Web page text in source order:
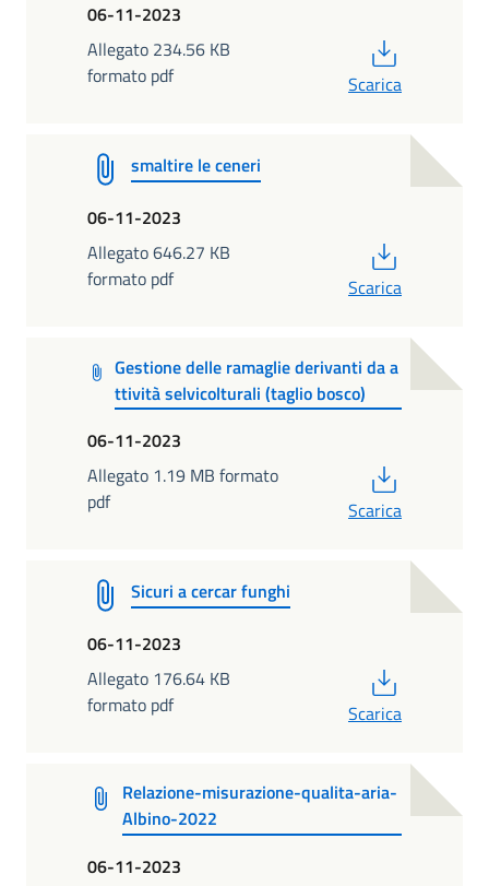
06-11-2023
Allegato 234.56 KB
formato pdf
Scarica
smaltire le ceneri
06-11-2023
Allegato 646.27 KB
formato pdf
Scarica
Gestione delle ramaglie derivanti da a
ttività selvicolturali (taglio bosco)
06-11-2023
Allegato 1.19 MB formato
pdf
Scarica
Sicuri a cercar funghi
06-11-2023
Allegato 176.64 KB
formato pdf
Scarica
Relazione-misurazione-qualita-aria-
Albino-2022
06-11-2023